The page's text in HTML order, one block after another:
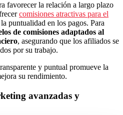
favorecer la relación a largo plazo
comisiones atractivas para el
puntualidad en los pagos. Para
de comisiones adaptados al
, asegurando que los afiliados se
por su trabajo.
y puntual promueve la
su rendimiento.
avanzadas y